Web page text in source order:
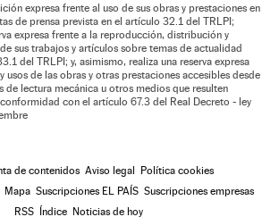
expresa frente al uso de sus obras y prestaciones en
de prensa prevista en el artículo 32.1 del TRLPI;
expresa frente a la reproducción, distribución y
sus trabajos y artículos sobre temas de actualidad
del TRLPI; y, asimismo, realiza una reserva expresa
usos de las obras y otras prestaciones accesibles desde
de lectura mecánica u otros medios que resulten
con el artículo 67.3 del Real Decreto - ley
de contenidos Aviso legal Política cookies
Mapa Suscripciones EL PAÍS Suscripciones empresas
RSS Índice Noticias de hoy